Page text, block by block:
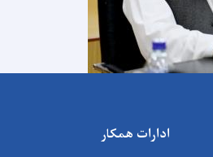
ادارات همکار